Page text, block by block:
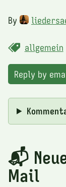
By
allgemein
Reply by
📬
Mail